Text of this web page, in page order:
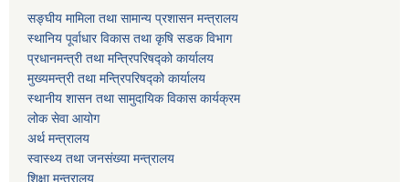
सङ्घीय मामिला तथा सामान्य प्रशासन मन्त्रालय
स्थानिय पूर्वाधार विकास तथा कृषि सडक विभाग
प्रधानमन्त्री तथा मन्त्रिपरिषद्को कार्यालय
मुख्यमन्त्री तथा मन्त्रिपरिषद्को कार्यालय
स्थानीय शासन तथा सामुदायिक विकास कार्यक्रम
लोक सेवा आयोग
अर्थ मन्त्रालय
स्वास्थ्य तथा जनस‌ंख्या मन्त्रालय
शिक्षा मन्त्रालय